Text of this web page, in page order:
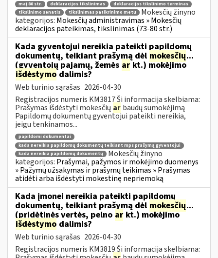
maį 80 str.
deklaracijos tikslinimas
deklaracijos tikslinimo terminas
tikslinimo senatis
tikslinimas patikrinimo metu
Mokesčių žinyno
kategorijos: Mokesčių administravimas » Mokesčių
deklaracijos pateikimas, tikslinimas (73-80 str.)
Kada gyventojui nereikia pateikti papildomų
dokumentų, teikiant prašymą dėl mokesčių...
(gyventojų pajamų, žemės ar kt.) mokėjimo
išdėstymo dalimis?
Web turinio sąrašas 2026-04-30
Registracijos numeris KM3817 Ši informacija skelbiama:
Prašymas išdėstyti mokesčių ar baudų sumokėjimą
Papildomų dokumentų gyventojui pateikti nereikia,
jeigu tenkinamos...
papildomi dokumentai
kada nereikia papildomų dokumentų teikiant mps prašymą gyventojui
kada nereikia papildomų dokumentų
Mokesčių žinyno
kategorijos: Prašymai, pažymos ir mokėjimo duomenys
» Pažymų užsakymas ir prašymų teikimas » Prašymas
atidėti arba išdėstyti mokestinę nepriemoką
Kada įmonei nereikia pateikti papildomų
dokumentų, teikiant prašymą dėl mokesčių...
(pridėtinės vertės, pelno ar kt.) mokėjimo
išdėstymo dalimis?
Web turinio sąrašas 2026-04-30
Registracijos numeris KM3819 Ši informacija skelbiama: